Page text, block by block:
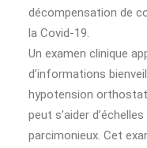
décompensation de
la Covid-19.
Un examen clinique
d’informations
hypotension
peut s’aider
parcimonieux. Cet